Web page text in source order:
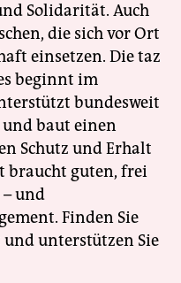
Solidarität. Auch
die sich vor Ort
einsetzen. Die taz
beginnt im
bundesweit
baut einen
Schutz und Erhalt
braucht guten, frei
und
Finden Sie
und unterstützen Sie